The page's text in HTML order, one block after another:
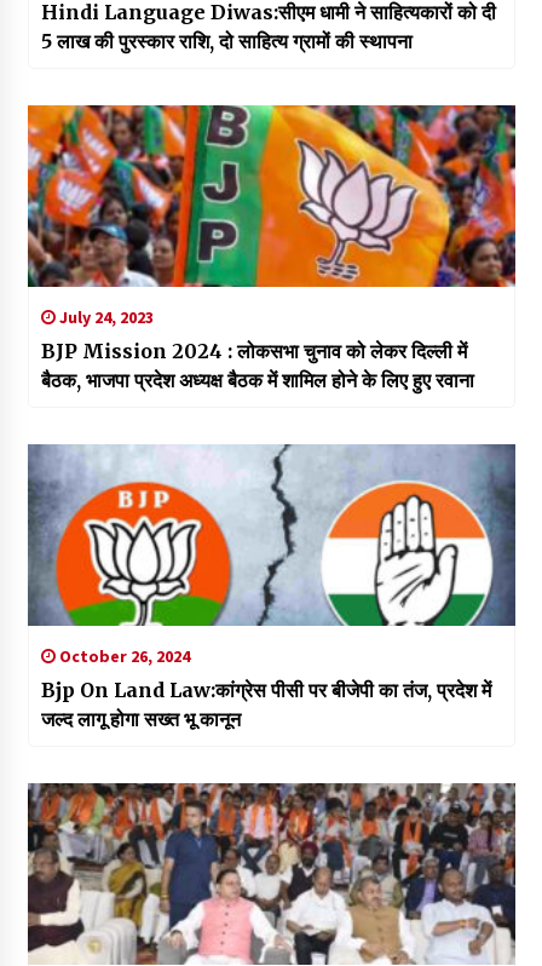
Hindi Language Diwas:सीएम धामी ने साहित्यकारों को दी
₹5 लाख की पुरस्कार राशि, दो साहित्य ग्रामों की स्थापना
July 24, 2023
BJP Mission 2024 : लोकसभा चुनाव को लेकर दिल्ली में
बैठक, भाजपा प्रदेश अध्यक्ष बैठक में शामिल होने के लिए हुए रवाना
October 26, 2024
Bjp On Land Law:कांग्रेस पीसी पर बीजेपी का तंज, प्रदेश में
जल्द लागू होगा सख्त भू कानून